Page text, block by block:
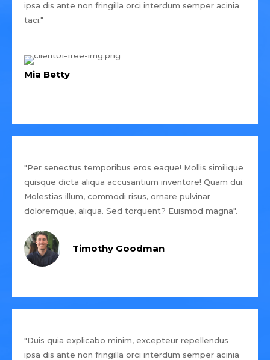
ipsa dis ante non fringilla orci interdum semper acinia
taci."
Mia Betty
"Per senectus temporibus eros eaque! Mollis similique
quisque dicta aliqua accusantium inventore! Quam dui.
Molestias illum, commodi risus, ornare pulvinar
doloremque, aliqua. Sed torquent? Euismod magna".
Timothy Goodman
"Duis quia explicabo minim, excepteur repellendus
ipsa dis ante non fringilla orci interdum semper acinia